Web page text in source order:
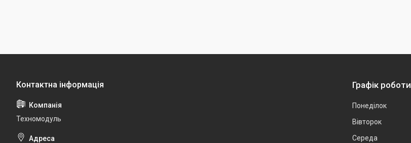
Техномодуль
Графік роботи
Понеділок
Вівторок
Середа